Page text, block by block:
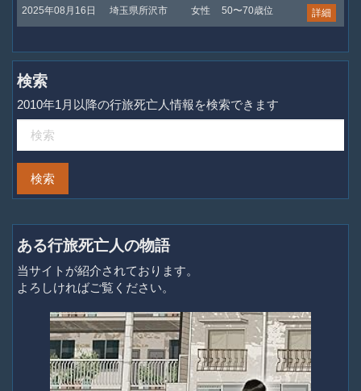
2025年08月16日 埼玉県所沢市 女性 50〜70歳位 詳細
検索
2010年1月以降の行旅死亡人情報を検索できます
ある行旅死亡人の物語
当サイトが紹介されております。
よろしければご覧ください。